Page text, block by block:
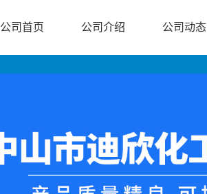
公司首页 公司介绍 公司动态